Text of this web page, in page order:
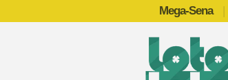
Mega-Sena |